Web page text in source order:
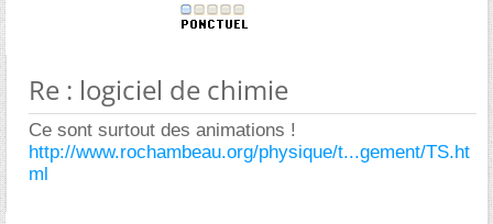
Re : logiciel de chimie
Ce sont surtout des animations !
http://www.rochambeau.org/physique/t...gement/TS.ht
ml